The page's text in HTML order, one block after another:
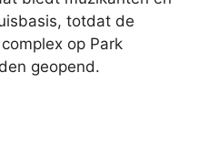
totdat de
op Park
geopend.